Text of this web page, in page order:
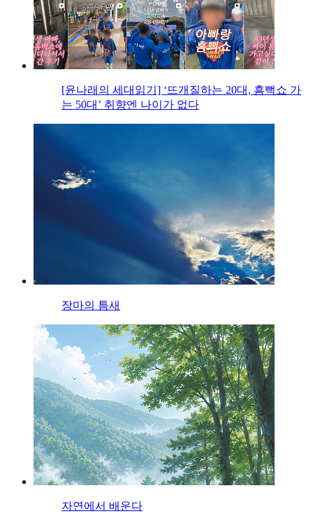
[윤나래의 세대읽기] ‘뜨개질하는 20대, 흠뻑쇼 가
는 50대’ 취향엔 나이가 없다
장마의 틈새
자연에서 배운다